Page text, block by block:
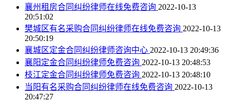
襄州租房合同纠纷律师在线免费咨询 2022-10-13
20:51:02
樊城区有名采购合同纠纷律师在线免费咨询 2022-10-13
20:50:19
襄城区定金合同纠纷律师咨询中心 2022-10-13 20:49:36
襄阳定金合同纠纷律师免费咨询 2022-10-13 20:48:53
枝江定金合同纠纷律师免费咨询 2022-10-13 20:48:10
当阳有名采购合同纠纷律师在线免费咨询 2022-10-13
20:47:27